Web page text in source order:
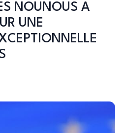
NOUNOUS A
UNE